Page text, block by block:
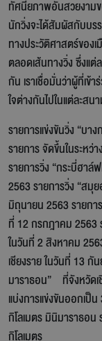
ทัศนียภาพอันสวยงามข
นักวิ่งจะได้สัมผัสกับบ
ทางประวัติศาสตร์ของ
ตลอดเส้นทางวิ่ง ซึ่งแต่
กัน เราเชื่อมั่นว่าผู้ที่เข้
ใจต่างกันไปในแต่ละส
รายการแข่งขันวิ่ง “บา
รายการ จัดขึ้นในระห
รายการวิ่ง “กระบี่ฮา
2563 รายการวิ่ง “สมุ
มิถุนายน 2563 รายกา
ที่ 12 กรกฎาคม 2563
ในวันที่ 2 สิงหาคม
เชียงราย ในวันที่ 13 กั
มาราธอน” ที่จังหวัดเ
แบ่งการแข่งขันออกเป็
กิโลเมตร มินิมาราธอน
กิโลเมตร